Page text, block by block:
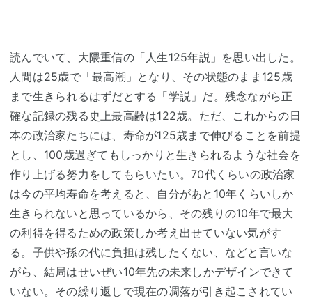
読んでいて、大隈重信の「人生125年説」を思い出した。
人間は25歳で「最高潮」となり、その状態のまま125歳
まで生きられるはずだとする「学説」だ。残念ながら正
確な記録の残る史上最高齢は122歳。ただ、これからの日
本の政治家たちには、寿命が125歳まで伸びることを前提
とし、100歳過ぎてもしっかりと生きられるような社会を
作り上げる努力をしてもらいたい。70代くらいの政治家
は今の平均寿命を考えると、自分があと10年くらいしか
生きられないと思っているから、その残りの10年で最大
の利得を得るための政策しか考え出せていない気がす
る。子供や孫の代に負担は残したくない、などと言いな
がら、結局はせいぜい10年先の未来しかデザインできて
いない。その繰り返しで現在の凋落が引き起こされてい